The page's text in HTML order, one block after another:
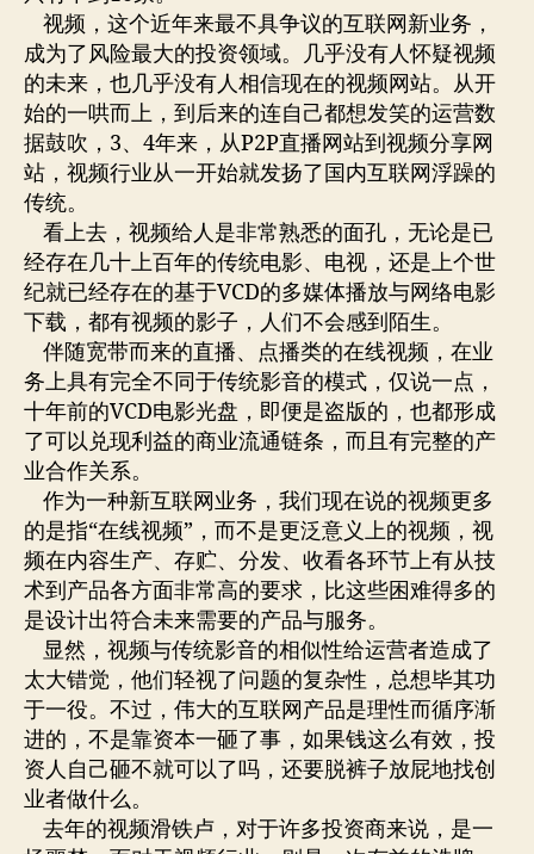
视频，这个近年来最不具争议的互联网新业务，
成为了风险最大的投资领域。几乎没有人怀疑视频
的未来，也几乎没有人相信现在的视频网站。从开
始的一哄而上，到后来的连自己都想发笑的运营数
据鼓吹，3、4年来，从P2P直播网站到视频分享网
站，视频行业从一开始就发扬了国内互联网浮躁的
传统。
看上去，视频给人是非常熟悉的面孔，无论是已
经存在几十上百年的传统电影、电视，还是上个世
纪就已经存在的基于VCD的多媒体播放与网络电影
下载，都有视频的影子，人们不会感到陌生。
伴随宽带而来的直播、点播类的在线视频，在业
务上具有完全不同于传统影音的模式，仅说一点，
十年前的VCD电影光盘，即便是盗版的，也都形成
了可以兑现利益的商业流通链条，而且有完整的产
业合作关系。
作为一种新互联网业务，我们现在说的视频更多
的是指“在线视频”，而不是更泛意义上的视频，视
频在内容生产、存贮、分发、收看各环节上有从技
术到产品各方面非常高的要求，比这些困难得多的
是设计出符合未来需要的产品与服务。
显然，视频与传统影音的相似性给运营者造成了
太大错觉，他们轻视了问题的复杂性，总想毕其功
于一役。不过，伟大的互联网产品是理性而循序渐
进的，不是靠资本一砸了事，如果钱这么有效，投
资人自己砸不就可以了吗，还要脱裤子放屁地找创
业者做什么。
去年的视频滑铁卢，对于许多投资商来说，是一